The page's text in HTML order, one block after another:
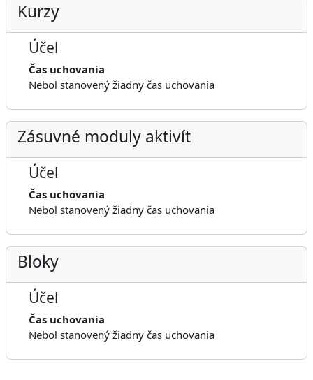
Kurzy
Účel
Čas uchovania
Nebol stanovený žiadny čas uchovania
Zásuvné moduly aktivít
Účel
Čas uchovania
Nebol stanovený žiadny čas uchovania
Bloky
Účel
Čas uchovania
Nebol stanovený žiadny čas uchovania